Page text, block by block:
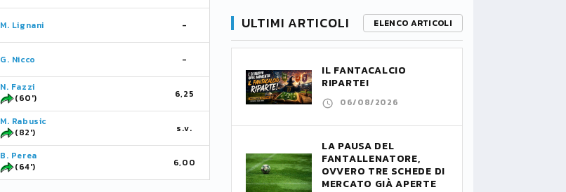
M. Lignani -
G. Nicco -
N. Fazzi
(60')
6,25
M. Rabusic
(82')
s.v.
B. Perea
(64')
6,00
ULTIMI ARTICOLI ELENCO ARTICOLI
IL FANTACALCIO
RIPARTE!
06/08/2026
LA PAUSA DEL
FANTALLENATORE,
OVVERO TRE SCHEDE DI
MERCATO GIÀ APERTE